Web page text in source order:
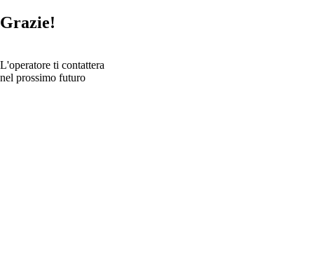
Grazie!
L'operatore ti contattera
nel prossimo futuro